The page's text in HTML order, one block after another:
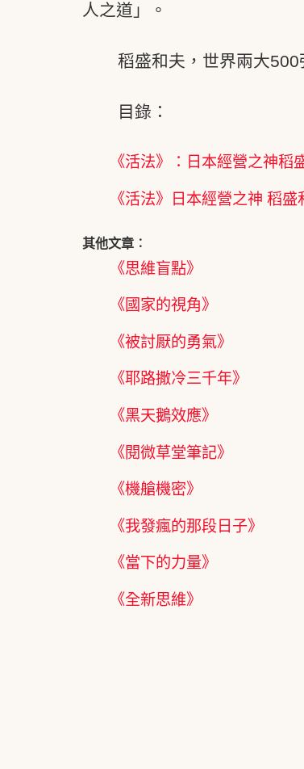
人之道」。
稻盛和夫，世界兩大
目錄：
《活法》：日本經營之神
《活法》日本經營之神 稻
其他文章︰
《思維盲點》
《國家的視角》
《被討厭的勇氣》
《耶路撒冷三千年》
《黑天鵝效應》
《閱微草堂筆記》
《機艙機密》
《我發瘋的那段日子》
《當下的力量》
《全新思維》